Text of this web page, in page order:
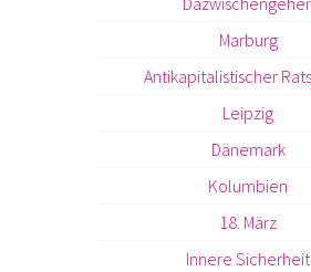
Marburg
Antikapitalistischer
Leipzig
Dänemark
Kolumbien
18. März
Innere Sicherheit